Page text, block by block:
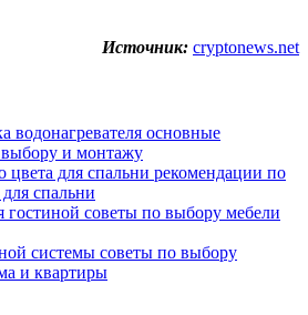
Источник: cryptonews.net
водонагревателя основные
и монтажу
цвета для спальни рекомендации по
спальни
советы по выбору мебели
системы советы по выбору
и квартиры